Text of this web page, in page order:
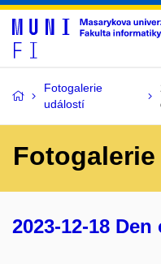
Fotogalerie
událostí
2023-12-18